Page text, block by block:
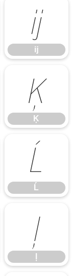
ĳ
ĳ
Ķ
Ķ
Ĺ
Ĺ
ļ